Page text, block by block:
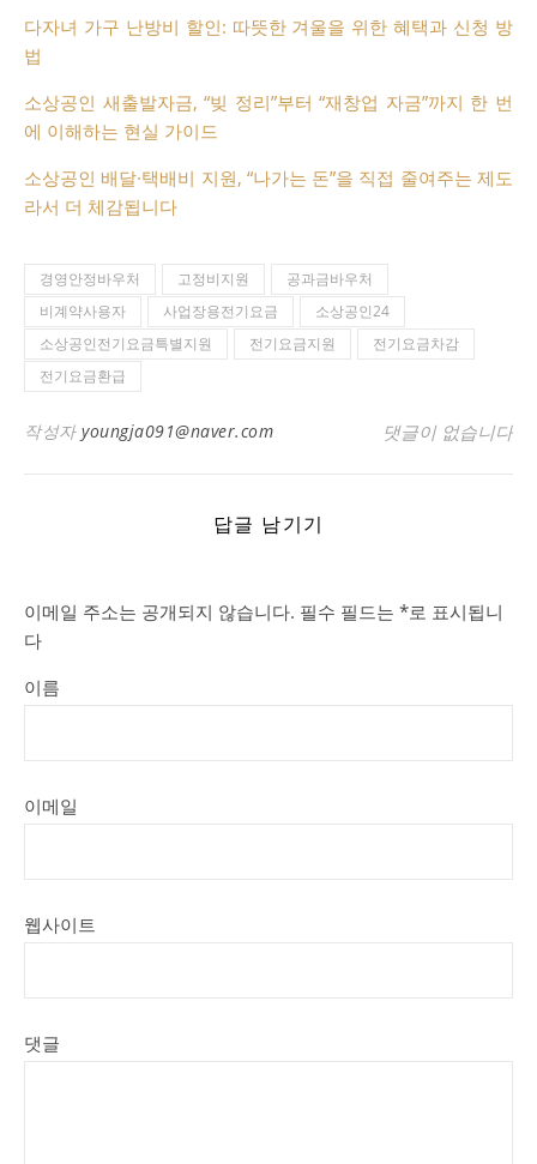
다자녀 가구 난방비 할인: 따뜻한 겨울을 위한 혜택과 신청 방
법
소상공인 새출발자금, “빚 정리”부터 “재창업 자금”까지 한 번
에 이해하는 현실 가이드
소상공인 배달·택배비 지원, “나가는 돈”을 직접 줄여주는 제도
라서 더 체감됩니다
경영안정바우처 고정비지원
공과금바우처
비계약사용자
사업장용전기요금
소상공인24
소상공인전기요금특별지원
전기요금지원
전기요금차감
전기요금환급
작성자 youngja091@naver.com 댓글이 없습니다
답글 남기기
이메일 주소는 공개되지 않습니다. 필수 필드는 *로 표시됩니
다
이름
이메일
웹사이트
댓글